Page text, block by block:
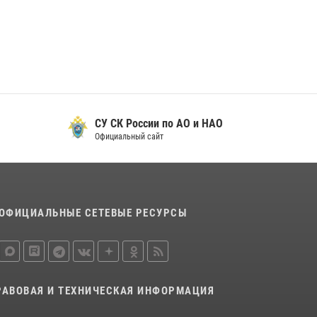
СУ СК России по АО и НАО
Официальный сайт
СЕТЕВЫЕ РЕСУРСЫ
И ТЕХНИЧЕСКАЯ ИНФОРМАЦИЯ